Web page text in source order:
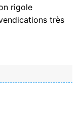
rigole
très